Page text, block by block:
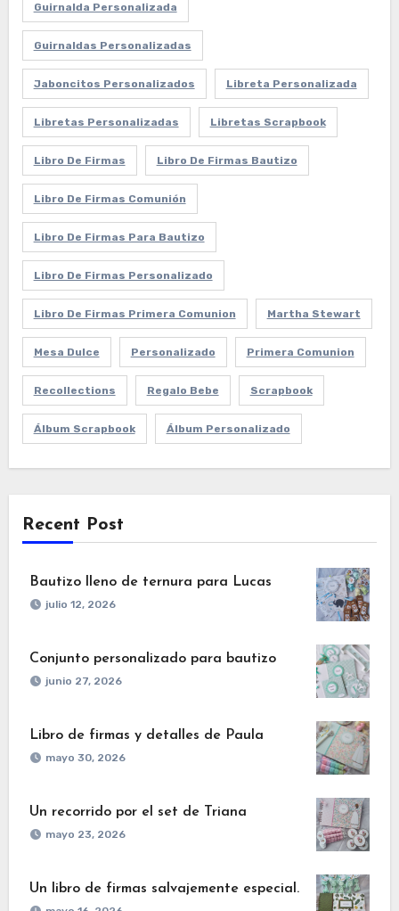
Guirnalda Personalizada
Guirnaldas Personalizadas
Jaboncitos Personalizados Libreta Personalizada
Libretas Personalizadas Libretas Scrapbook
Libro De Firmas Libro De Firmas Bautizo
Libro De Firmas Comunión
Libro De Firmas Para Bautizo
Libro De Firmas Personalizado
Libro De Firmas Primera Comunion Martha Stewart
Mesa Dulce Personalizado Primera Comunion
Recollections Regalo Bebe Scrapbook
Álbum Scrapbook Álbum Personalizado
Recent Post
Bautizo lleno de ternura para Lucas
julio 12, 2026
Conjunto personalizado para bautizo
junio 27, 2026
Libro de firmas y detalles de Paula
mayo 30, 2026
Un recorrido por el set de Triana
mayo 23, 2026
Un libro de firmas salvajemente especial.